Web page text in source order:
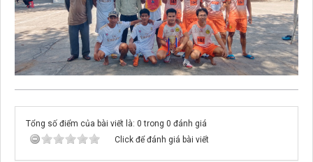
Tổng số điểm của bài viết là: 0 trong 0 đánh giá
Click để đánh giá bài viết